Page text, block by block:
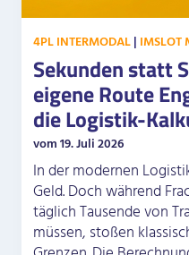
4PL INTERMODAL| IMSLOT
Sekunden statt
eigene Route
die Logistik-
vom 19. Juli 2026
In der modernen
Geld. Doch während
täglich Tausende von
müssen, stoßen